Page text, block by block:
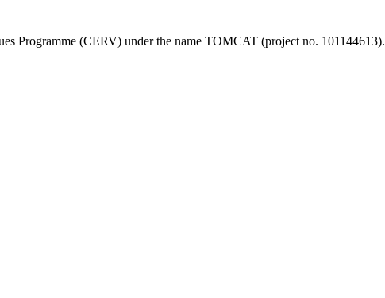
Programme (CERV) under the name TOMCAT (project no. 101144613).